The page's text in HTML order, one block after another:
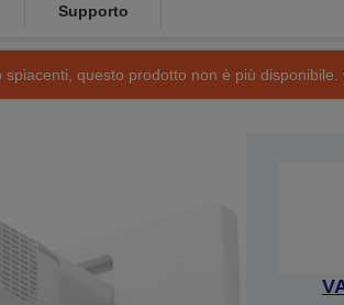
Supporto
questo prodotto non è più